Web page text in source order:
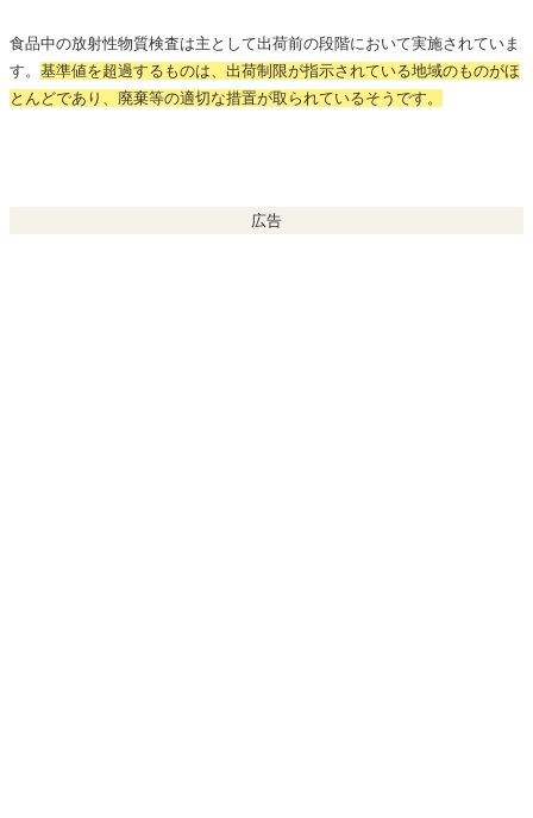
静岡県の食品中の放射性物質検査の結果（2019年現在）
食品の放射性物質検査について2019年現在の調査結果
食品中の放射性物質検査は主として出荷前の段階において実施されていま
す。 基準値を超過するものは、出荷制限が指示されている地域のものがほ
とんどであり、廃棄等の適切な措置が取られているそうです。
広告